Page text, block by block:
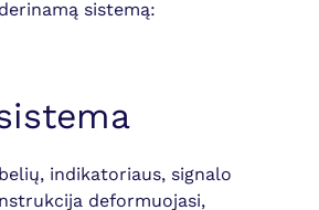
sistemą:
indikatoriaus, signalo
deformuojasi,